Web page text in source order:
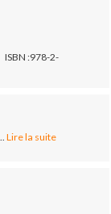
ISBN :978-2-
Lire la suite